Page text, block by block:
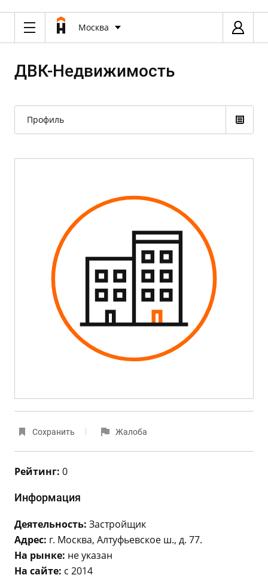
Москва
ДВК-Недвижимость
Профиль
Сохранить Жалоба
Рейтинг: 0
Информация
Деятельность: Застройщик
Адрес: г. Москва, Алтуфьевское ш., д. 77.
На рынке: не указан
На сайте: с 2014